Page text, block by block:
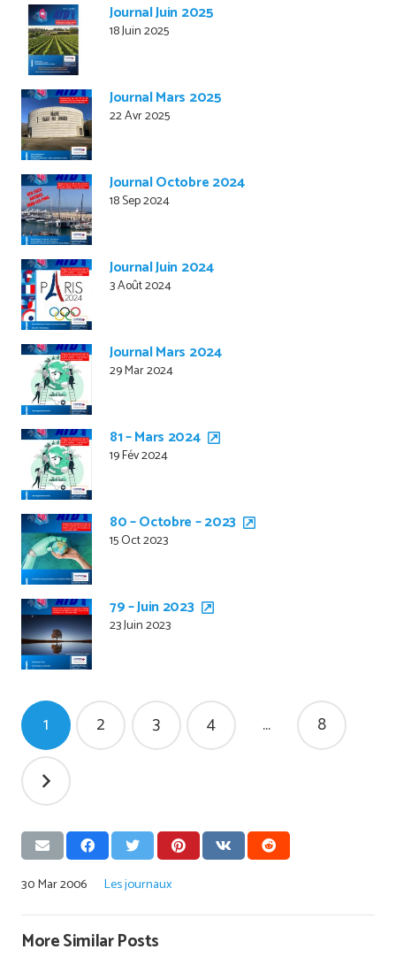
Journal Juin 2025
18 Juin 2025
Journal Mars 2025
22 Avr 2025
Journal Octobre 2024
18 Sep 2024
Journal Juin 2024
3 Août 2024
Journal Mars 2024
29 Mar 2024
81 – Mars 2024
19 Fév 2024
80 – Octobre – 2023
15 Oct 2023
79 – Juin 2023
23 Juin 2023
Pagination
des
publications
1 2 3 4 … 8
30 Mar 2006 Les journaux
More Similar Posts